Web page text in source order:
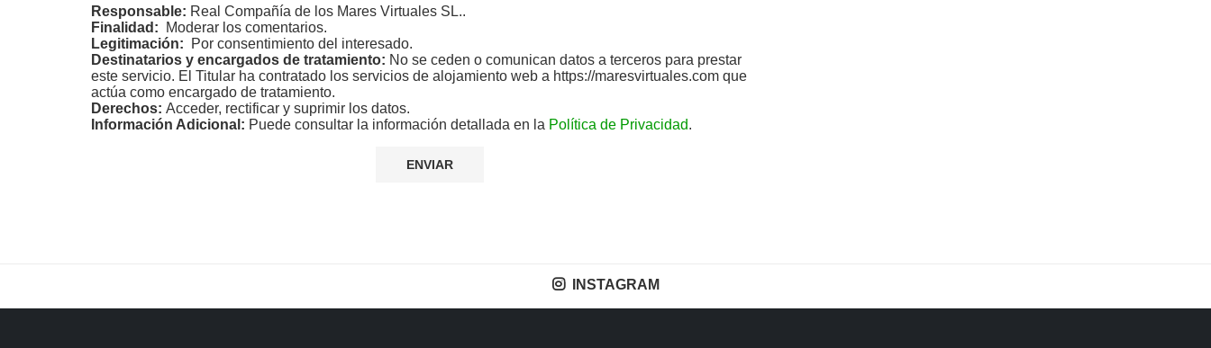
Responsable: Real Compañía de los Mares Virtuales SL..
Finalidad: Moderar los comentarios.
Legitimación: Por consentimiento del interesado.
Destinatarios y encargados de tratamiento: No se ceden o comunican datos a terceros para prestar
este servicio. El Titular ha contratado los servicios de alojamiento web a https://maresvirtuales.com que
actúa como encargado de tratamiento.
Derechos: Acceder, rectificar y suprimir los datos.
Información Adicional: Puede consultar la información detallada en la Política de Privacidad.
INSTAGRAM